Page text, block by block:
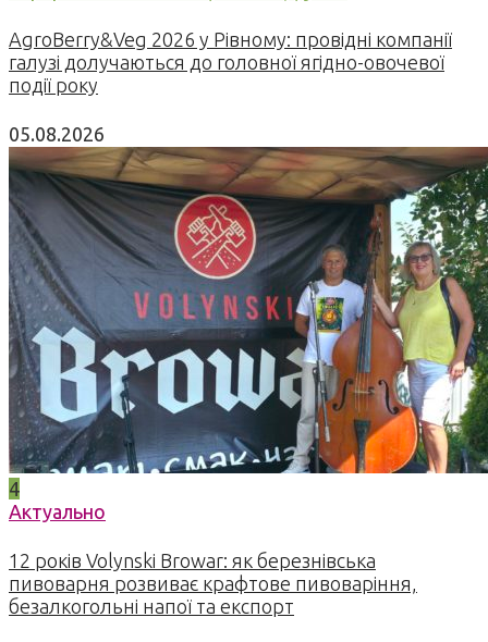
AgroBerry&Veg 2026 у Рівному: провідні компанії
галузі долучаються до головної ягідно-овочевої
події року
05.08.2026
4
Актуально
12 років Volynski Browar: як березнівська
пивоварня розвиває крафтове пивоваріння,
безалкогольні напої та експорт